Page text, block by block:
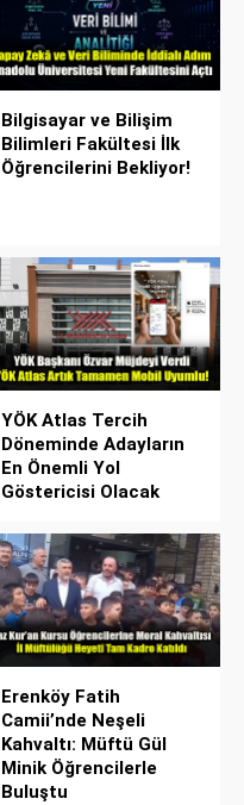
Bilgisayar ve Bilişim
Bilimleri Fakültesi İlk
Öğrencilerini Bekliyor!
YÖK Atlas Tercih
Döneminde Adayların
En Önemli Yol
Göstericisi Olacak
Erenköy Fatih
Camii’nde Neşeli
Kahvaltı: Müftü Gül
Minik Öğrencilerle
Buluştu